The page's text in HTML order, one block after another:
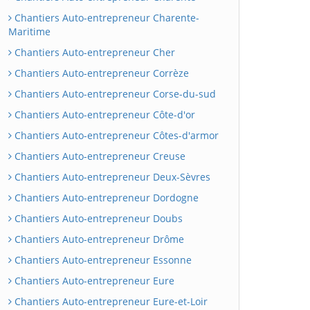
Chantiers Auto-entrepreneur Charente-
Maritime
Chantiers Auto-entrepreneur Cher
Chantiers Auto-entrepreneur Corrèze
Chantiers Auto-entrepreneur Corse-du-sud
Chantiers Auto-entrepreneur Côte-d'or
Chantiers Auto-entrepreneur Côtes-d'armor
Chantiers Auto-entrepreneur Creuse
Chantiers Auto-entrepreneur Deux-Sèvres
Chantiers Auto-entrepreneur Dordogne
Chantiers Auto-entrepreneur Doubs
Chantiers Auto-entrepreneur Drôme
Chantiers Auto-entrepreneur Essonne
Chantiers Auto-entrepreneur Eure
Chantiers Auto-entrepreneur Eure-et-Loir